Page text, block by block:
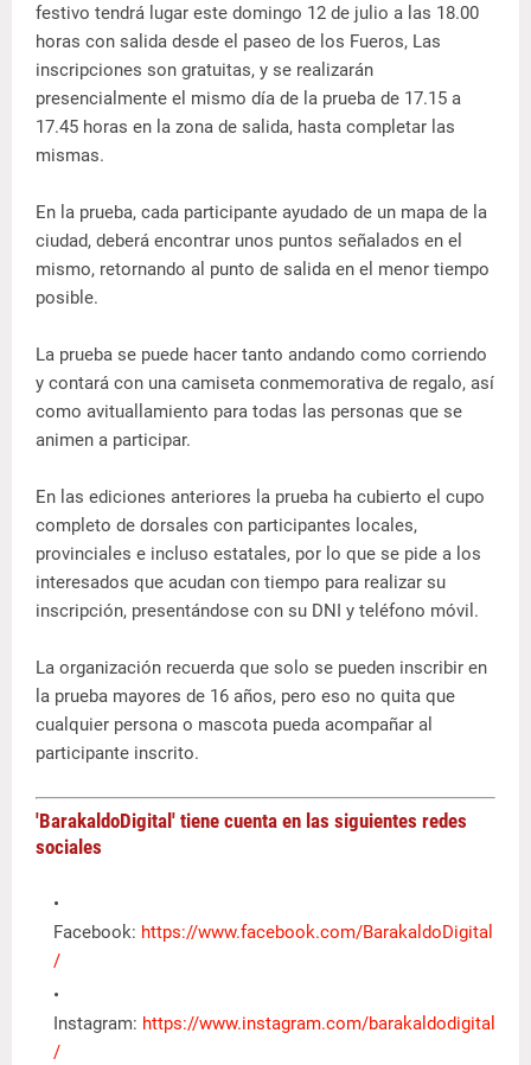
festivo tendrá lugar este domingo 12 de julio a las 18.00
horas con salida desde el paseo de los Fueros, Las
inscripciones son gratuitas, y se realizarán
presencialmente el mismo día de la prueba de 17.15 a
17.45 horas en la zona de salida, hasta completar las
mismas.
En la prueba, cada participante ayudado de un mapa de la
ciudad, deberá encontrar unos puntos señalados en el
mismo, retornando al punto de salida en el menor tiempo
posible.
La prueba se puede hacer tanto andando como corriendo
y contará con una camiseta conmemorativa de regalo, así
como avituallamiento para todas las personas que se
animen a participar.
En las ediciones anteriores la prueba ha cubierto el cupo
completo de dorsales con participantes locales,
provinciales e incluso estatales, por lo que se pide a los
interesados que acudan con tiempo para realizar su
inscripción, presentándose con su DNI y teléfono móvil.
La organización recuerda que solo se pueden inscribir en
la prueba mayores de 16 años, pero eso no quita que
cualquier persona o mascota pueda acompañar al
participante inscrito.
'BarakaldoDigital' tiene cuenta en las siguientes redes
sociales
Facebook: https://www.facebook.com/BarakaldoDigital
/
Instagram: https://www.instagram.com/barakaldodigital
/